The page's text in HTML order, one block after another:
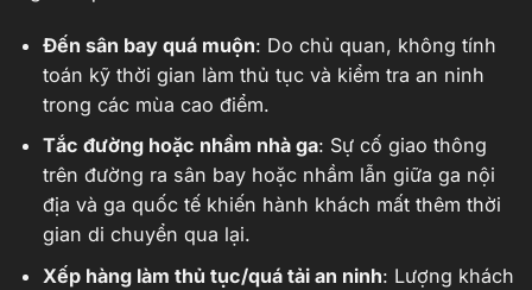
Đến sân bay quá muộn: Do chủ quan, không tính
toán kỹ thời gian làm thủ tục và kiểm tra an ninh
trong các mùa cao điểm.
Tắc đường hoặc nhầm nhà ga: Sự cố giao thông
trên đường ra sân bay hoặc nhầm lẫn giữa ga nội
địa và ga quốc tế khiến hành khách mất thêm thời
gian di chuyển qua lại.
Xếp hàng làm thủ tục/quá tải an ninh: Lượng khách